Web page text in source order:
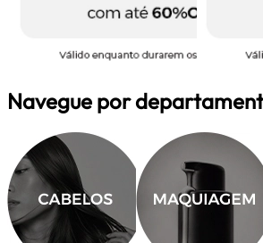
Navegue por